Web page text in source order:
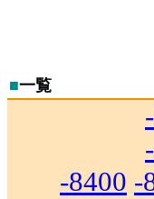
■一覧
-8400 -